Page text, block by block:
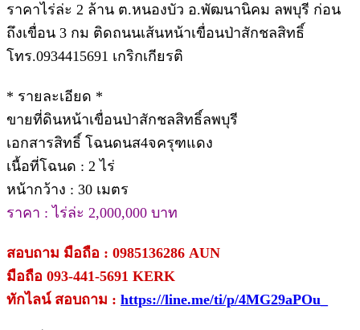
ราคาไร่ล่ะ 2 ล้าน ต.หนองบัว อ.พัฒนานิคม ลพบุรี ก่อน
ถึงเขื่อน 3 กม ติดถนนเส้นหน้าเขื่อนป่าสักชลสิทธิ์
โทร.0934415691 เกริกเกียรติ
* รายละเอียด *
ขายที่ดินหน้าเขื่อนป่าสักชลสิทธิ์ลพบุรี
เอกสารสิทธิ์ โฉนดนส4จครุฑแดง
เนื้อที่โฉนด : 2 ไร่
หน้ากว้าง : 30 เมตร
ราคา : ไร่ล่ะ 2,000,000 บาท
สอบถาม มือถือ : 0985136286 AUN
มือถือ 093-441-5691 KERK
ทักไลน์ สอบถาม : https://line.me/ti/p/4MG29aPOu_